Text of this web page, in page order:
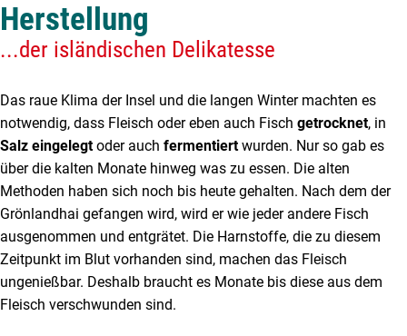
Herstellung
...der isländischen Delikatesse
Das raue Klima der Insel und die langen Winter machten es
notwendig, dass Fleisch oder eben auch Fisch getrocknet, in
Salz eingelegtoder auch fermentiertwurden. Nur so gab es
über die kalten Monate hinweg was zu essen. Die alten
Methoden haben sich noch bis heute gehalten. Nach dem der
Grönlandhai gefangen wird, wird er wie jeder andere Fisch
ausgenommen und entgrätet. Die Harnstoffe, die zu diesem
Zeitpunkt im Blut vorhanden sind, machen das Fleisch
ungenießbar. Deshalb braucht es Monate bis diese aus dem
Fleisch verschwunden sind.